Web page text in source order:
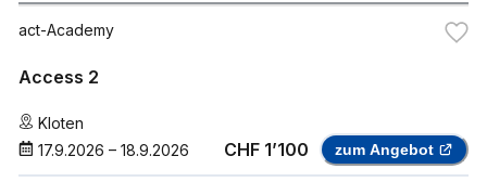
act-Academy
Access 2
Kloten
17.9.2026 – 18.9.2026 CHF 1’100 zum Angebot